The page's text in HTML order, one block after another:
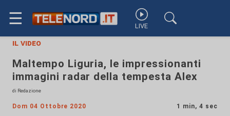
☰ LIVE
il video
Maltempo Liguria, le impressionanti
immagini radar della tempesta Alex
di Redazione
Dom 04 Ottobre 2020 1 min, 4 sec